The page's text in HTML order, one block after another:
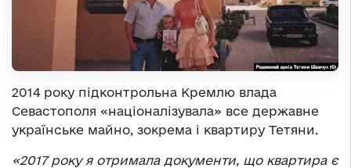
2014 року підконтрольна Кремлю влада
Севастополя «націоналізувала» все державне
українське майно, зокрема і квартиру Тетяни.
«2017 року я отримала документи, що квартира є